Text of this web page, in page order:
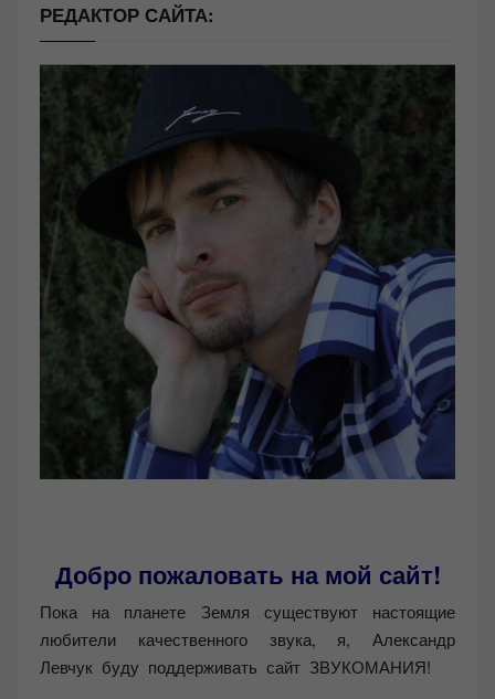
РЕДАКТОР САЙТА:
Добро пожаловать на мой сайт!
Пока на планете Земля существуют настоящие
любители качественного звука, я, Александр
Левчук буду поддерживать сайт ЗВУКОМАНИЯ!